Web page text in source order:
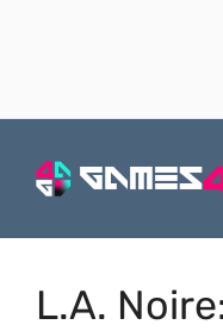
L.A.